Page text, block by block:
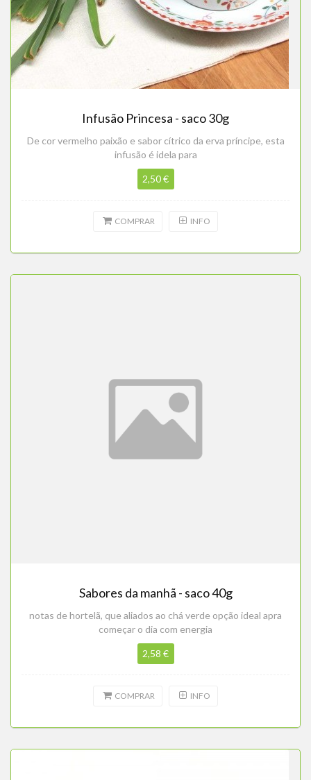
Infusão Princesa - saco 30g
De cor vermelho paixão e sabor cítrico da erva príncipe, esta
infusão é idela para
2,50 €
COMPRAR INFO
Sabores da manhã - saco 40g
notas de hortelã, que aliados ao chá verde opção ideal apra
começar o dia com energia
2,58 €
COMPRAR INFO